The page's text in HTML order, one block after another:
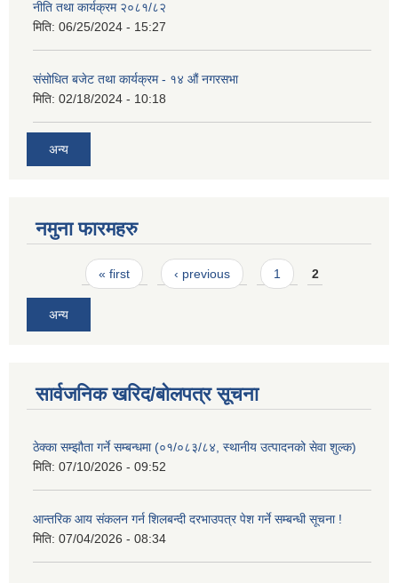
नीति तथा कार्यक्रम २०८१/८२
मिति: 06/25/2024 - 15:27
संसोधित बजेट तथा कार्यक्रम - १४ औं नगरसभा
मिति: 02/18/2024 - 10:18
अन्य
नमुना फारमहरु
Pages« first ‹ previous 1 2
अन्य
सार्वजनिक खरिद/बोलपत्र सूचना
ठेक्का सम्झौता गर्ने सम्बन्धमा (०१/०८३/८४, स्थानीय उत्पादनको सेवा शुल्क)
मिति: 07/10/2026 - 09:52
आन्तरिक आय संकलन गर्न शिलबन्दी दरभाउपत्र पेश गर्ने सम्बन्धी सूचना !
मिति: 07/04/2026 - 08:34